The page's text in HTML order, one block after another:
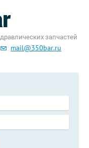
запчастей
mail@350bar.ru